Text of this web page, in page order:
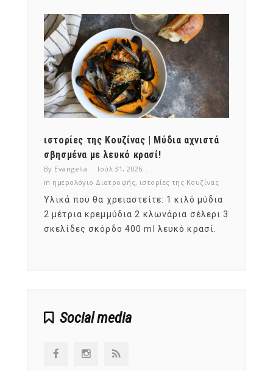
ιστορίες της Κουζίνας | Μύδια αχνιστά
σβησμένα με λευκό κρασί!
By Evangelia
Ιούλ 31, 2026
in ημερολόγιο Διατροφής, ιστορίες της Κουζίνας
Υλικά που θα χρειαστείτε: 1 κιλό μύδια
2 μέτρια κρεμμύδια 2 κλωνάρια σέλερι 3
σκελίδες σκόρδο 400 ml λευκό κρασί.
Social media